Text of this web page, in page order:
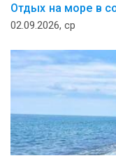
Отдых на море в
02.09.2026, ср